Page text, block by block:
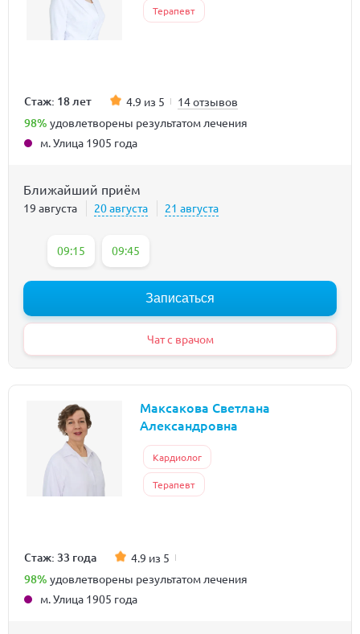
Терапевт
Стаж: 18 лет 4.9 из 5 14 отзывов
98% удовлетворены результатом лечения
м. Улица 1905 года
Ближайший приём
19 августа 20 августа 21 августа
09:15 09:45
Записаться
Чат с врачом
Максакова Светлана
Александровна
Кардиолог
Терапевт
Стаж: 33 года 4.9 из 5
98% удовлетворены результатом лечения
м. Улица 1905 года